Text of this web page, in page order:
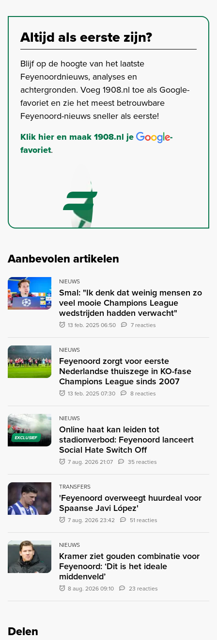
Altijd als eerste zijn?
Blijf op de hoogte van het laatste
Feyenoordnieuws, analyses en
achtergronden. Voeg 1908.nl toe als Google-
favoriet en zie het meest betrouwbare
Feyenoord-nieuws sneller als eerste!
Klik hier en maak 1908.nl je
-
favoriet.
Aanbevolen artikelen
NIEUWS
Smal: "Ik denk dat weinig mensen zo
veel mooie Champions League
wedstrijden hadden verwacht"
13 feb. 2025 06:50 7 reacties
NIEUWS
Feyenoord zorgt voor eerste
Nederlandse thuiszege in KO-fase
Champions League sinds 2007
13 feb. 2025 07:30 8 reacties
EXCLUSIEF
NIEUWS
Online haat kan leiden tot
stadionverbod: Feyenoord lanceert
Social Hate Switch Off
7 aug. 2026 21:07 35 reacties
TRANSFERS
'Feyenoord overweegt huurdeal voor
Spaanse Javi López'
7 aug. 2026 23:42 51 reacties
NIEUWS
Kramer ziet gouden combinatie voor
Feyenoord: ‘Dit is het ideale
middenveld’
8 aug. 2026 09:10 23 reacties
Delen